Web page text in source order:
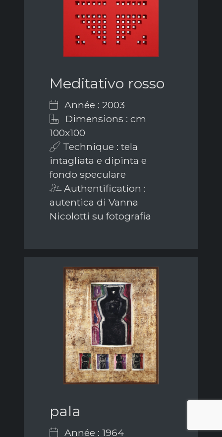
Meditativo rosso
Année : 2003
Dimensions : cm
100x100
Technique : tela
intagliata e dipinta e
fondo speculare
Authentification :
autentica di Vanna
Nicolotti su fotografia
pala
Année : 1964